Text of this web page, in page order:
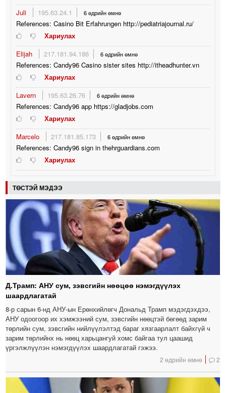
Juli
195.63.24.1 6 өдрийн өмнө
References: Casino Bit Erfahrungen http://pediatriajournal.ru/
Хариулах
Elijah
217.181.94.186 6 өдрийн өмнө
References: Candy96 Casino sister sites http://itheadhunter.vn
Хариулах
Lavern
195.63.26.76 6 өдрийн өмнө
References: Candy96 app https://gladjobs.com
Хариулах
Marcelo
217.181.85.173 6 өдрийн өмнө
References: Candy96 sign in thehrguardians.com
Хариулах
ТӨСТЭЙ МЭДЭЭ
Д.Трамп: АНУ сум, зэвсгийн нөөцөө нэмэгдүүлэх
шаардлагатай
8-р сарын 6-нд АНУ-ын Ерөнхийлөгч Дональд Трамп мэдэгдэхдээ,
АНУ одоогоор их хэмжээний сум, зэвсгийн нөөцтэй бөгөөд зарим
төрлийн сум, зэвсгийн нийлүүлэлтэд бараг хязгаарлалт байхгүй ч
зарим төрлийнх нь нөөц харьцангуй хомс байгаа тул цаашид
үргэлжлүүлэн нэмэгдүүлэх шаардлагатай гэжээ.
2 өдрийн өмнө 2